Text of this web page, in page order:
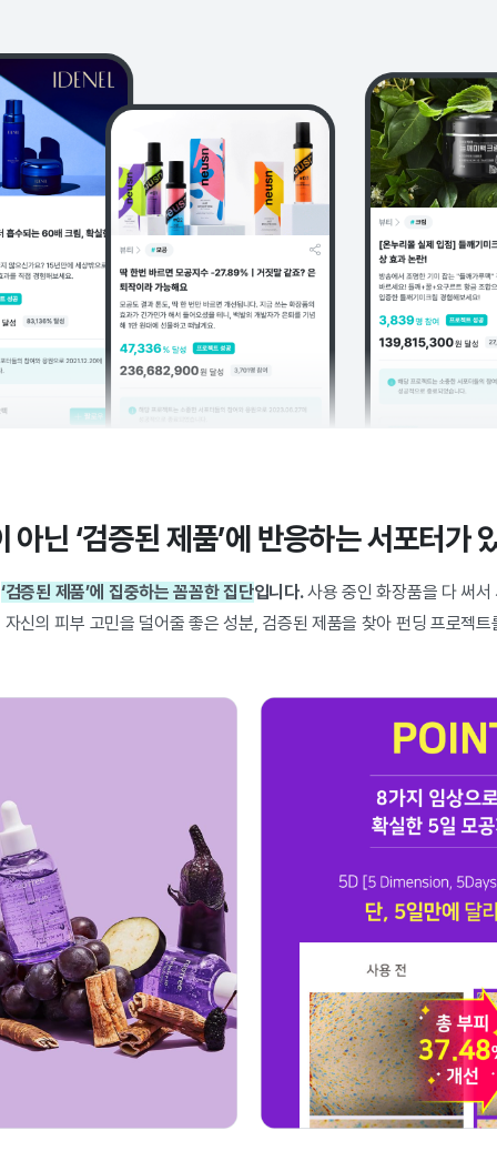
닌 ‘검증된 제품’에 반응하는 서포터가
‘검증된 제품’에 집중하는 꼼꼼한 집단입니다.사용 중인 화장품을 다 써서
신의 피부 고민을 덜어줄 좋은 성분, 검증된 제품을 찾아 펀딩 프로젝